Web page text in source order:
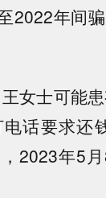
2022年间
女士可能
话要求还
2023年5